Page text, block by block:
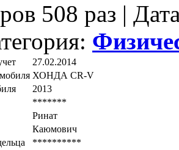
508 раз |
27.02.2014
ХОНДА СR-V
2013
*******
Ринат
Каюмович
**********